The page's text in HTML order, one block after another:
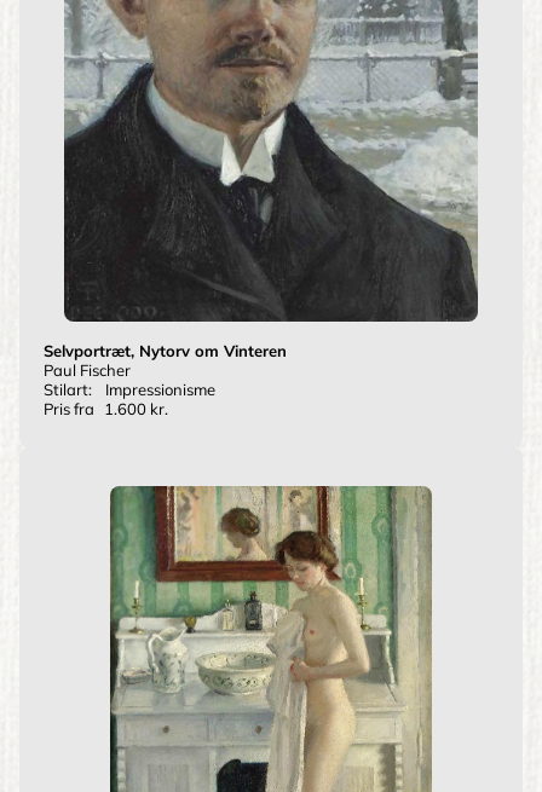
Selvportræt, Nytorv om Vinteren
Paul Fischer
Stilart:
Impressionisme
Pris fra
1.600 kr.